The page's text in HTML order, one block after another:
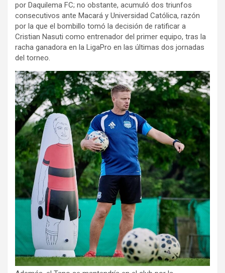
por Daquilema FC; no obstante, acumuló dos triunfos
consecutivos ante Macará y Universidad Católica, razón
por la que el bombillo tomó la decisión de ratificar a
Cristian Nasuti como entrenador del primer equipo, tras la
racha ganadora en la LigaPro en las últimas dos jornadas
del torneo.